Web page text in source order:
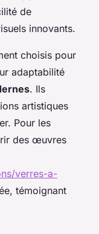
de
innovants.
choisis pour
adaptabilité
. Ils
artistiques
Pour les
des œuvres
verres-a-
témoignant